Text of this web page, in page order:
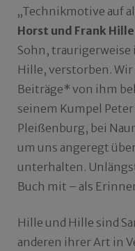
„Technikmotive auf
Horst und Frank Hille
Sohn, traurigerweise
Hille, verstorben.
Beiträge* von ihm
seinem Kumpel
Pleißenburg, bei
um uns angeregt
unterhalten.
Buch mit – als
Hille und Hille sind
anderen ihrer Art in